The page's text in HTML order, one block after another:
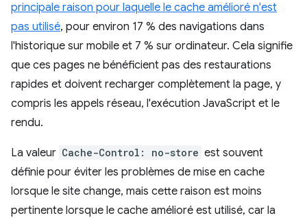
principale raison pour laquelle le cache amélioré n'est
pas utilisé, pour environ 17 % des navigations dans
l'historique sur mobile et 7 % sur ordinateur. Cela signifie
que ces pages ne bénéficient pas des restaurations
rapides et doivent recharger complètement la page, y
compris les appels réseau, l'exécution JavaScript et le
rendu.
La valeur Cache-Control: no-store est souvent
définie pour éviter les problèmes de mise en cache
lorsque le site change, mais cette raison est moins
pertinente lorsque le cache amélioré est utilisé, car la